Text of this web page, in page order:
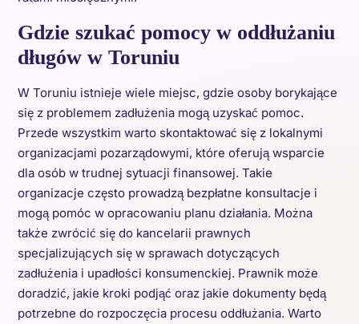
Gdzie szukać pomocy w oddłużaniu
długów w Toruniu
W Toruniu istnieje wiele miejsc, gdzie osoby borykające
się z problemem zadłużenia mogą uzyskać pomoc.
Przede wszystkim warto skontaktować się z lokalnymi
organizacjami pozarządowymi, które oferują wsparcie
dla osób w trudnej sytuacji finansowej. Takie
organizacje często prowadzą bezpłatne konsultacje i
mogą pomóc w opracowaniu planu działania. Można
także zwrócić się do kancelarii prawnych
specjalizujących się w sprawach dotyczących
zadłużenia i upadłości konsumenckiej. Prawnik może
doradzić, jakie kroki podjąć oraz jakie dokumenty będą
potrzebne do rozpoczęcia procesu oddłużania. Warto